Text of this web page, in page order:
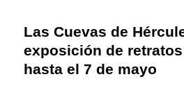
Las Cuevas de
exposición de retratos
hasta el 7 de mayo